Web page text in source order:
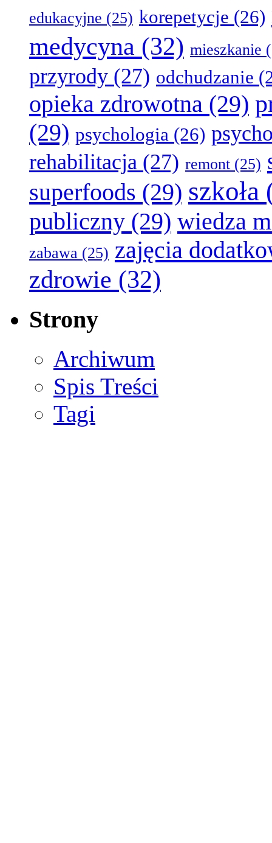
edukacyjne (25) korepetycje (26)
medycyna (32) mieszkanie
przyrody (27) odchudzanie
opieka zdrowotna (29)
(29) psychologia (26)
rehabilitacja (27) remont (25)
superfoods (29) szkoła
publiczny (29) wiedza
zabawa (25) zajęcia
zdrowie (32)
Strony
Archiwum
Spis Treści
Tagi